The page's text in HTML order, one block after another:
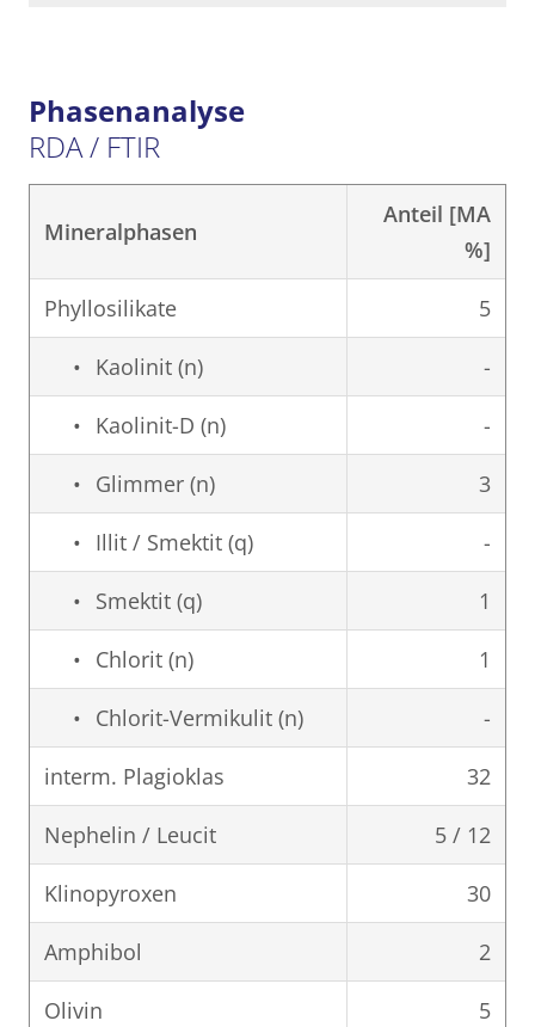
Phasenanalyse
RDA / FTIR
Mineralphasen
Anteil [MA
%]
Phyllosilikate 5
Kaolinit (n) -
Kaolinit-D (n) -
Glimmer (n) 3
Illit / Smektit (q) -
Smektit (q) 1
Chlorit (n) 1
Chlorit-Vermikulit (n) -
interm. Plagioklas 32
Nephelin / Leucit 5 / 12
Klinopyroxen 30
Amphibol 2
Olivin 5